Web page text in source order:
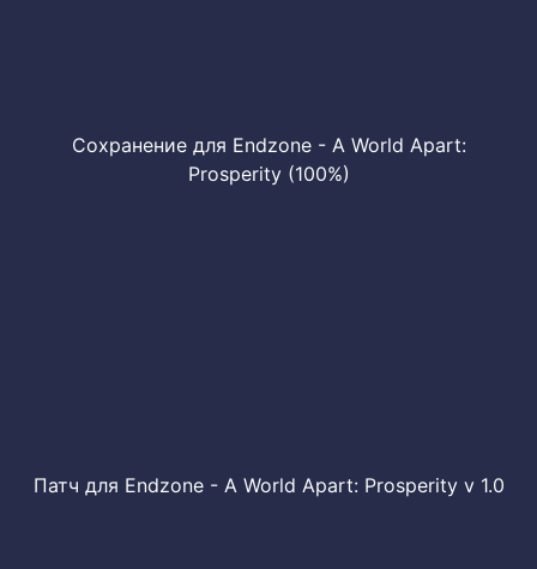
Сохранение для Endzone - A World Apart:
Prosperity (100%)
Патч для Endzone - A World Apart: Prosperity v 1.0